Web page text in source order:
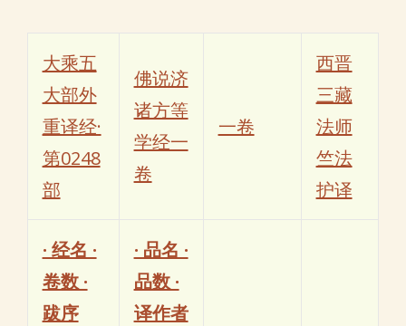
大乘五
大部外
重译经·
第0248
部
佛说济
诸方等
学经一
卷
一卷
西晋
三藏
法师
竺法
护译
· 经名 ·
卷数 ·
跋序
· 品名 ·
品数 ·
译作者